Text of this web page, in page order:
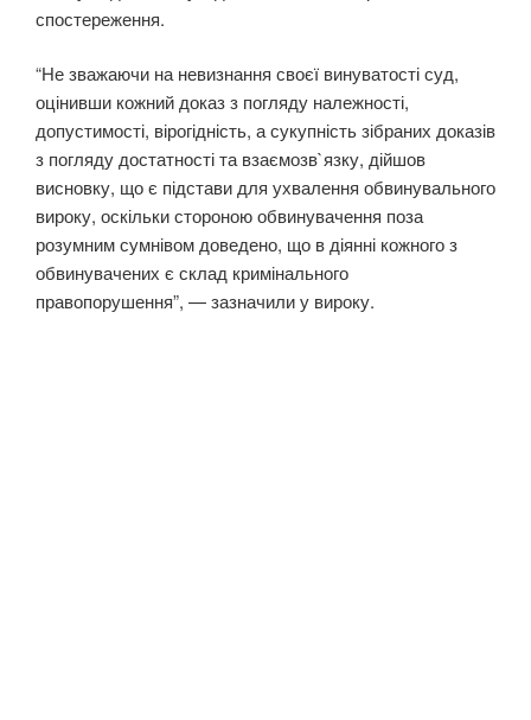
спостереження.
“Не зважаючи на невизнання своєї винуватості суд,
оцінивши кожний доказ з погляду належності,
допустимості, вірогідність, а сукупність зібраних доказів
з погляду достатності та взаємозв`язку, дійшов
висновку, що є підстави для ухвалення обвинувального
вироку, оскільки стороною обвинувачення поза
розумним сумнівом доведено, що в діянні кожного з
обвинувачених є склад кримінального
правопорушення”, — зазначили у вироку.